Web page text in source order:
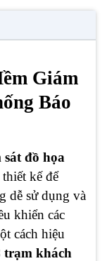
Giám
Báo
đồ họa
kế để
dễ sử dụng và
khiển các
cách hiệu
trạm khách